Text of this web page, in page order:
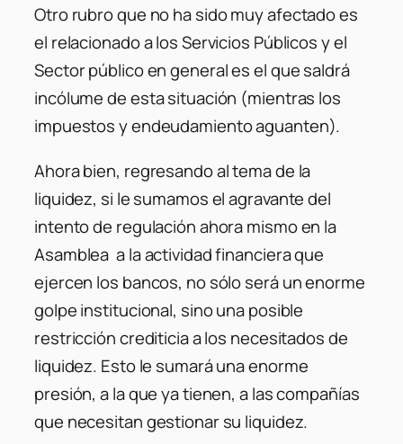
Otro rubro que no ha sido muy afectado es
el relacionado a los Servicios Públicos y el
Sector público en general es el que saldrá
incólume de esta situación (mientras los
impuestos y endeudamiento aguanten).
Ahora bien, regresando al tema de la
liquidez, si le sumamos el agravante del
intento de regulación ahora mismo en la
Asamblea a la actividad financiera que
ejercen los bancos, no sólo será un enorme
golpe institucional, sino una posible
restricción crediticia a los necesitados de
liquidez. Esto le sumará una enorme
presión, a la que ya tienen, a las compañías
que necesitan gestionar su liquidez.